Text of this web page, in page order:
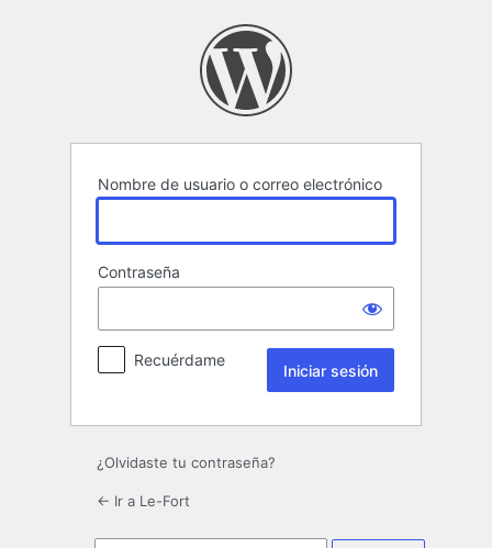
Nombre de usuario o correo electrónico
Contraseña
Recuérdame
¿Olvidaste tu contraseña?
← Ir a Le-Fort